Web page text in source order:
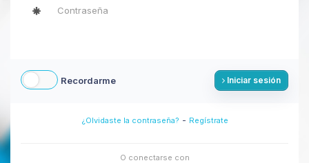
Recordarme Iniciar sesión
¿Olvidaste la contraseña? - Regístrate
O conectarse con